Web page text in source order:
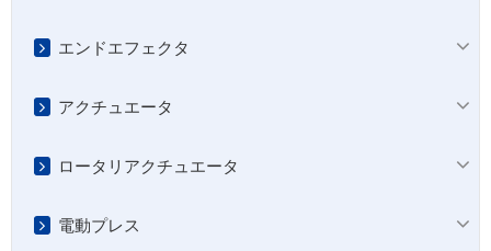
エンドエフェクタ
アクチュエータ
ロータリアクチュエータ
電動プレス